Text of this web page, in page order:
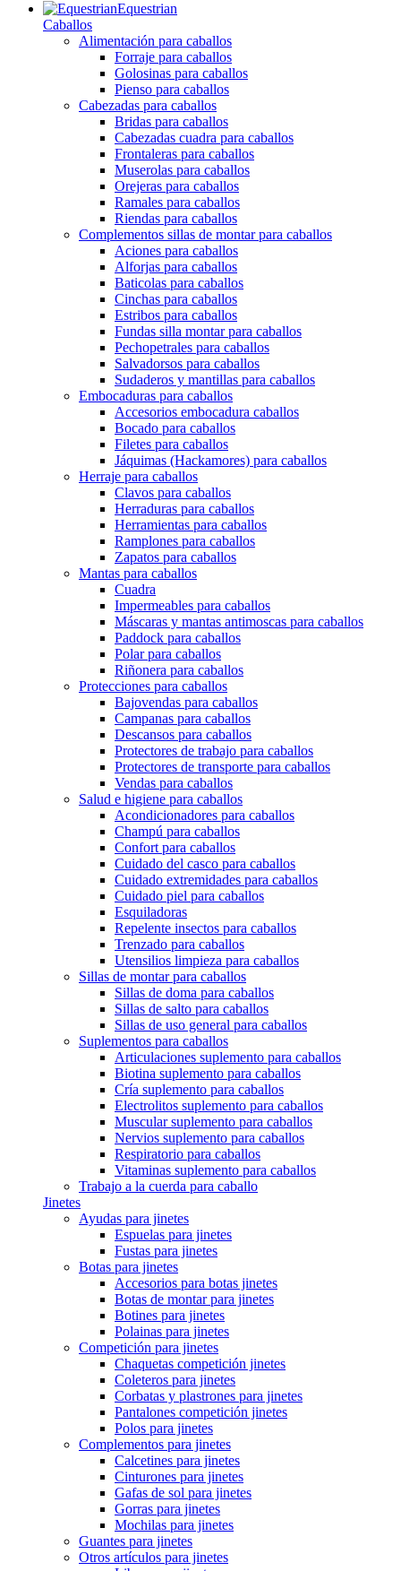
Equestrian
Caballos
Alimentación para caballos
Forraje para caballos
Golosinas para caballos
Pienso para caballos
Cabezadas para caballos
Bridas para caballos
Cabezadas cuadra para caballos
Frontaleras para caballos
Muserolas para caballos
Orejeras para caballos
Ramales para caballos
Riendas para caballos
Complementos sillas de montar para caballos
Aciones para caballos
Alforjas para caballos
Baticolas para caballos
Cinchas para caballos
Estribos para caballos
Fundas silla montar para caballos
Pechopetrales para caballos
Salvadorsos para caballos
Sudaderos y mantillas para caballos
Embocaduras para caballos
Accesorios embocadura caballos
Bocado para caballos
Filetes para caballos
Jáquimas (Hackamores) para caballos
Herraje para caballos
Clavos para caballos
Herraduras para caballos
Herramientas para caballos
Ramplones para caballos
Zapatos para caballos
Mantas para caballos
Cuadra
Impermeables para caballos
Máscaras y mantas antimoscas para caballos
Paddock para caballos
Polar para caballos
Riñonera para caballos
Protecciones para caballos
Bajovendas para caballos
Campanas para caballos
Descansos para caballos
Protectores de trabajo para caballos
Protectores de transporte para caballos
Vendas para caballos
Salud e higiene para caballos
Acondicionadores para caballos
Champú para caballos
Confort para caballos
Cuidado del casco para caballos
Cuidado extremidades para caballos
Cuidado piel para caballos
Esquiladoras
Repelente insectos para caballos
Trenzado para caballos
Utensilios limpieza para caballos
Sillas de montar para caballos
Sillas de doma para caballos
Sillas de salto para caballos
Sillas de uso general para caballos
Suplementos para caballos
Articulaciones suplemento para caballos
Biotina suplemento para caballos
Cría suplemento para caballos
Electrolitos suplemento para caballos
Muscular suplemento para caballos
Nervios suplemento para caballos
Respiratorio para caballos
Vitaminas suplemento para caballos
Trabajo a la cuerda para caballo
Jinetes
Ayudas para jinetes
Espuelas para jinetes
Fustas para jinetes
Botas para jinetes
Accesorios para botas jinetes
Botas de montar para jinetes
Botines para jinetes
Polainas para jinetes
Competición para jinetes
Chaquetas competición jinetes
Coleteros para jinetes
Corbatas y plastrones para jinetes
Pantalones competición jinetes
Polos para jinetes
Complementos para jinetes
Calcetines para jinetes
Cinturones para jinetes
Gafas de sol para jinetes
Gorras para jinetes
Mochilas para jinetes
Guantes para jinetes
Otros artículos para jinetes